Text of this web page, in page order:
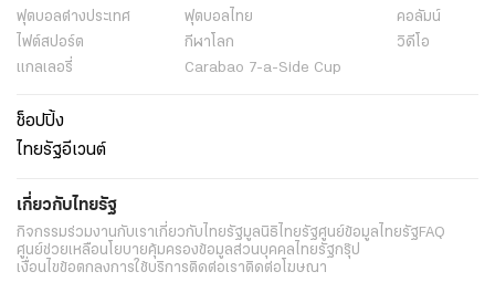
ฟุตบอลต่่างประเทศ ฟุตบอลไทย
คอลัมน์
ไฟต์สปอร์ต
กีฬาโลก
วิดีโอ
แกลเลอรี่
Carabao 7-a-Side Cup
ช็อปปิ้ง
ไทยรัฐอีเวนต์
เกี่ยวกับไทยรัฐ
กิจกรรมร่วมงานกับเราเกี่ยวกับไทยรัฐมูลนิธิไทยรัฐศูนย์ข้อมูลไทยรัฐFAQ
ศูนย์ช่วยเหลือนโยบายคุ้มครองข้อมูลส่วนบุคคลไทยรัฐกรุ๊ป
เงื่อนไขข้อตกลงการใช้บริการติดต่อเราติดต่อโฆษณา